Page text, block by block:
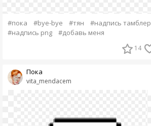
#пока #bye-bye #тян
#надпись тамблер
#надпись png
#добавь меня
14
vita_mendacem
Пока